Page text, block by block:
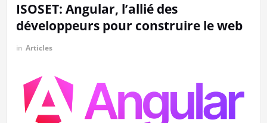
ISOSET: Angular, l’allié des
développeurs pour construire le web
in Articles